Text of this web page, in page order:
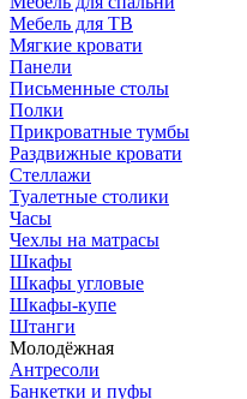
Мебель для ТВ
Мягкие кровати
Панели
Письменные столы
Полки
Прикроватные тумбы
Раздвижные кровати
Стеллажи
Туалетные столики
Часы
Чехлы на матрасы
Шкафы
Шкафы угловые
Шкафы-купе
Штанги
Молодёжная
Антресоли
Банкетки и пуфы